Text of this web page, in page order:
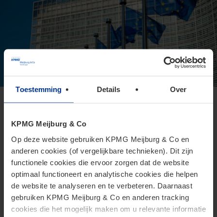
Toestemming Details Over
KPMG Meijburg & Co
Op deze website gebruiken KPMG Meijburg & Co en
anderen cookies (of vergelijkbare technieken). Dit zijn
functionele cookies die ervoor zorgen dat de website
optimaal functioneert en analytische cookies die helpen
de website te analyseren en te verbeteren. Daarnaast
gebruiken KPMG Meijburg & Co en anderen tracking
cookies die het mogelijk maken om u relevante informatie
voorstel voor Direct Tax Omnibus
24 juni 2026
Het Omnibusvoorstel is een ambitieus richtlijnvoorstel dat
beoogt administratieve versoepelingen en
lastenverlichtingen te introduceren voor belastingplichtigen.